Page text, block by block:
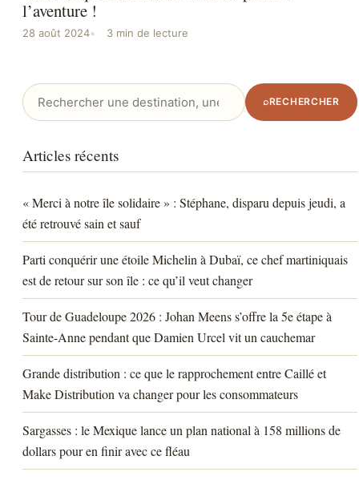
l’aventure !
28 août 2024 3 min de lecture
Rechercher
:
⌕RECHERCHER
Articles récents
« Merci à notre île solidaire » : Stéphane, disparu depuis jeudi, a
été retrouvé sain et sauf
Parti conquérir une étoile Michelin à Dubaï, ce chef martiniquais
est de retour sur son île : ce qu’il veut changer
Tour de Guadeloupe 2026 : Johan Meens s’offre la 5e étape à
Sainte-Anne pendant que Damien Urcel vit un cauchemar
Grande distribution : ce que le rapprochement entre Caillé et
Make Distribution va changer pour les consommateurs
Sargasses : le Mexique lance un plan national à 158 millions de
dollars pour en finir avec ce fléau